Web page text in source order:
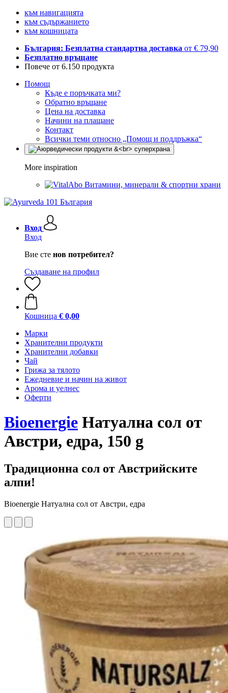
към навигацията
към съдържанието
към кошницата
България: Безплатна стандартна доставка от € 79,90
Безплатно връщане
Повече от 6.150 продукта
Помощ
Къде е поръчката ми?
Обратно връщане
Цена на доставка
Начини на плащане
Контакт
Всички теми относно „Помощ и поддръжка“
More inspiration
Витамини, минерали & спортни храни
Вход
Вход
Вие сте нов потребител?
Създаване на профил
Кошница € 0,00
Марки
Хранителни продукти
Хранителни добавки
Чай
Грижа за тялото
Ежедневие и начин на живот
Арома и уелнес
Оферти
Bioenergie Натуална сол от
Австри, едра, 150 g
Традиционна сол от Австрийските
алпи!
Bioenergie Натуална сол от Австри, едра